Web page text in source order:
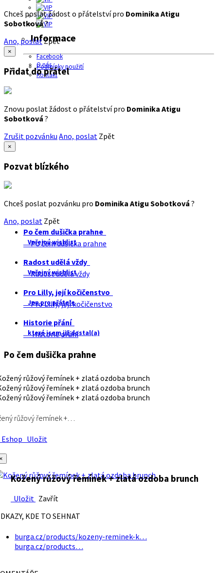
Informace
Facebook
O nás
Podmínky použití
Kontakt
Chceš poslat žádost o přátelství pro Dominika Atigu
Sobotková?
Ano, poslatZpět
×
Přidat do přátel
Znovu poslat žádost o přátelství pro Dominika Atigu
Sobotková ?
Zrušit pozvánku Ano, poslat Zpět
×
Pozvat blízkého
Chceš poslat pozvánku pro Dominika Atigu Sobotková ?
Ano, poslat Zpět
Po čem dušička prahne
Veřejný wishlist
Po čem dušička prahne
Radost udělá vždy
Veřejný wishlist
Radost udělá vždy
Pro Lilly, její kočičenstvo
Jen pro přátele
Pro Lilly, její kočičenstvo
Historie přání
které jsem již dostal(a)
Historie přání
Po čem dušička prahne
růžový řemínek +…
Uložit
Kožený růžový řemínek + zlatá ozdoba brunch
Uložit Zavřít
KDE TO SEHNAT
burga.cz/products/kozeny-reminek-k…
burga.cz/products…